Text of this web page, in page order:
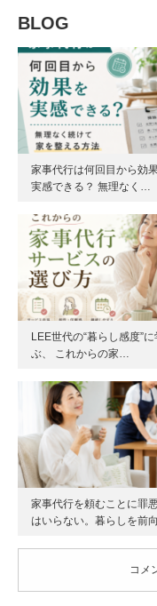
BLOG
家事代行は何回目から効
実感できる？ 無理なく…
LEE世代の“暮らし感度”に
ぶ、 これからの家…
家事代行を頼むことに罪
はいらない。暮らしを前
コメ